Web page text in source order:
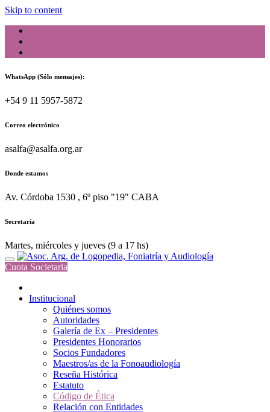
Skip to content
WhatsApp (Sólo mensajes):
+54 9 11 5957-5872
Correo electrónico
asalfa@asalfa.org.ar
Donde estamos
Av. Córdoba 1530 , 6º piso "19" CABA
Secretaría
Martes, miércoles y jueves (9 a 17 hs)
Cuota Societaria
Institucional
Quiénes somos
Autoridades
Galería de Ex – Presidentes
Presidentes Honorarios
Socios Fundadores
Maestros/as de la Fonoaudiología
Reseña Histórica
Estatuto
Código de Ética
Relación con Entidades